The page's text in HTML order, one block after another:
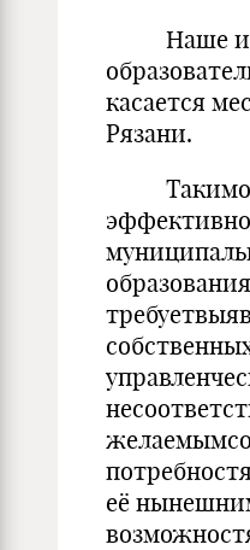
Наше
касается
Рязани.
образования
её